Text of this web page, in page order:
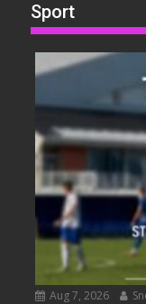
Sport
Aug 7, 2026